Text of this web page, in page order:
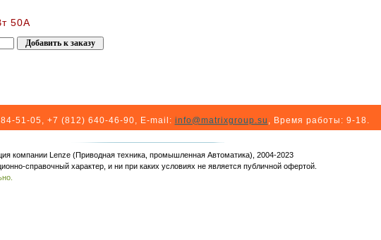
50А
51-05, +7 (812) 640-46-90 , E-mail: info@matrixgroup.su , Время работы: 9-18.
компании Lenze (Приводная техника, промышленная Автоматика), 2004-2023
справочный характер, и ни при каких условиях не является публичной офертой.